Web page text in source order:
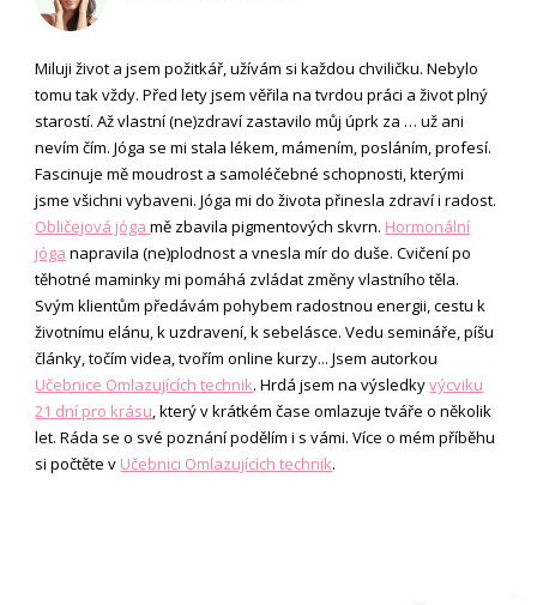
Miluji život a jsem požitkář, užívám si každou chviličku. Nebylo
tomu tak vždy. Před lety jsem věřila na tvrdou práci a život plný
starostí. Až vlastní (ne)zdraví zastavilo můj úprk za … už ani
nevím čím. Jóga se mi stala lékem, mámením, posláním, profesí.
Fascinuje mě moudrost a samoléčebné schopnosti, kterými
jsme všichni vybaveni. Jóga mi do života přinesla zdraví i radost.
Obličejová jógamě zbavila pigmentových skvrn. Hormonální
jóga napravila (ne)plodnost a vnesla mír do duše. Cvičení po
těhotné maminky mi pomáhá zvládat změny vlastního těla.
Svým klientům předávám pohybem radostnou energii, cestu k
životnímu elánu, k uzdravení, k sebelásce. Vedu semináře, píšu
články, točím videa, tvořím online kurzy... Jsem autorkou
Učebnice Omlazujících technik. Hrdá jsem na výsledkyvýcviku
21 dní pro krásu, který v krátkém čase omlazuje tváře o několik
let. Ráda se o své poznání podělím i s vámi. Více o mém příběhu
si počtěte v Učebnici Omlazujících technik.